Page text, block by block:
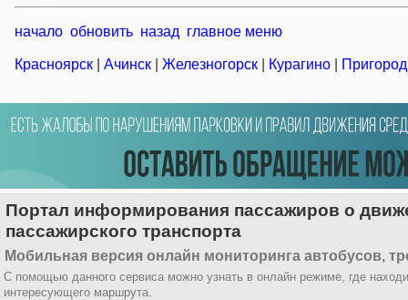
начало обновить назад главное меню
Красноярск Ачинск Железногорск Курагино
Портал информирования пассажиров о
пассажирского транспорта
Мобильная версия онлайн мониторинга автобусов,
С помощью данного сервиса можно узнать в онлайн режиме, где
интересующего маршрута.